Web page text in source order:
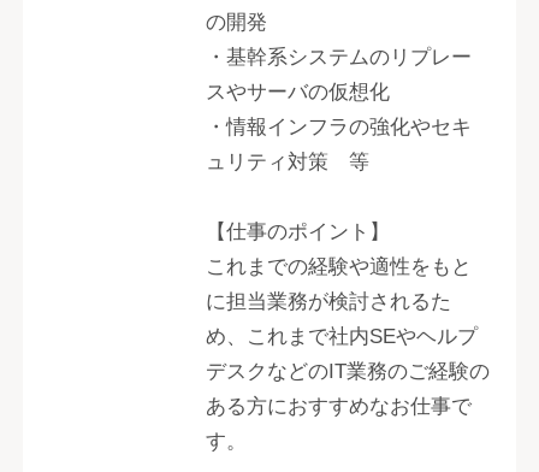
の開発
・基幹系システムのリプレー
スやサーバの仮想化
・情報インフラの強化やセキ
ュリティ対策 等
【仕事のポイント】
これまでの経験や適性をもと
に担当業務が検討されるた
め、これまで社内SEやヘルプ
デスクなどのIT業務のご経験の
ある方におすすめなお仕事で
す。